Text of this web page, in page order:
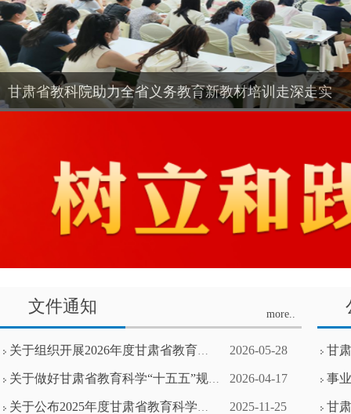
甘肃省教科院助力全省义务教育新教材培训走深走实
文件通知 more..
关于组织开展2026年度甘肃省教育科学规划课题集中鉴定结题工作的通知 2026-05-28
关于做好甘肃省教育科学“十五五”规划2026年度课题立项申报工作的通知 2026-04-17
关于公布2025年度甘肃省教育科学规划课题重要事项变更结果的通知 2025-11-25
甘肃省
事
甘肃